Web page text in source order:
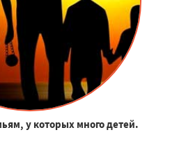
у которых много детей.